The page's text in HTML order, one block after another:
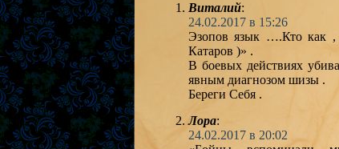
Виталий:
24.02.2017 в 15:26
Эзопов язык ….Кто как ,
Катаров )» .
В боевых действиях
явным диагнозом шизы .
Береги Себя .
Лора:
24.02.2017 в 20:02